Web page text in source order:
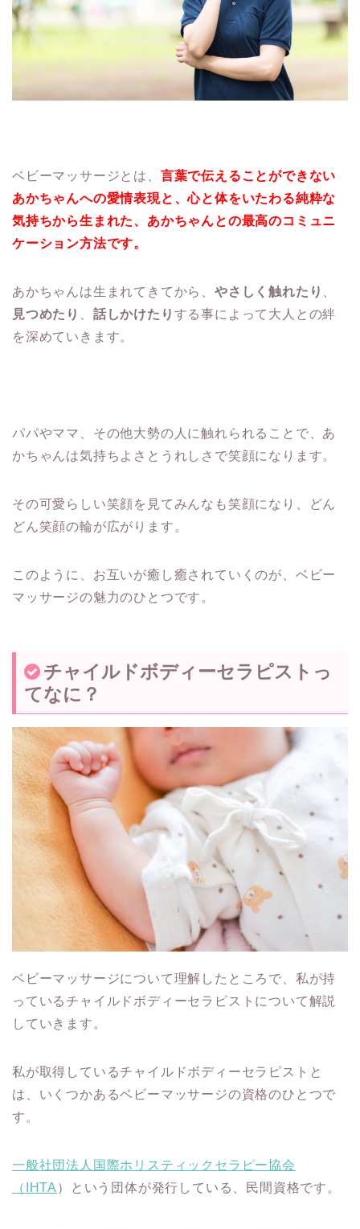
ベビーマッサージとは、 言葉で伝えることができない
あかちゃんへの愛情表現と、心と体をいたわる純粋な
気持ちから生まれた、あかちゃんとの最高のコミュニ
ケーション方法です。
あかちゃんは生まれてきてから、 やさしく触れたり
見つめたり
話しかけたり する事によって大人との絆
を深めていきます。
パパやママ、その他大勢の人に触れられることで、あ
かちゃんは気持ちよさとうれしさで笑顔になります。
その可愛らしい笑顔を見てみんなも笑顔になり、どん
どん笑顔の輪が広がります。
このように、お互いが癒し癒されていくのが、ベビー
マッサージの魅力のひとつです。
チャイルドボディーセラピストっ
てなに？
ベビーマッサージについて理解したところで、私が持
っているチャイルドボディーセラピストについて解説
していきます。
私が取得しているチャイルドボディーセラピストと
は、いくつかあるベビーマッサージの資格のひとつで
す。
一般社団法人国際ホリスティックセラピー協会
（IHTA ）という団体が発行している、民間資格です。